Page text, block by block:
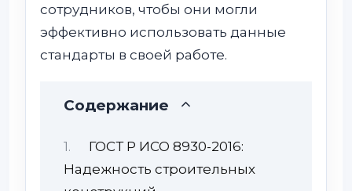
сотрудников, чтобы они могли
эффективно использовать данные
стандарты в своей работе.
Содержание
ГОСТ Р ИСО 8930-2016:
Надежность строительных